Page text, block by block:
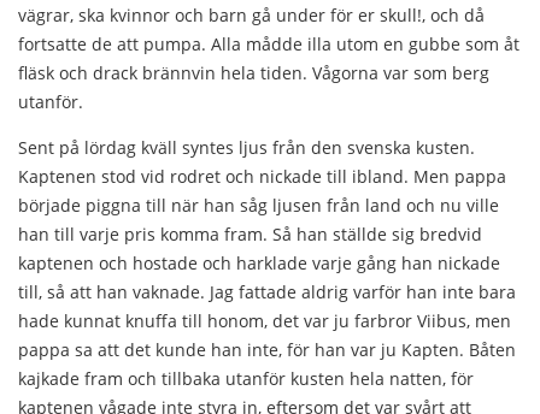
vägrar, ska kvinnor och barn gå under för er skull!, och då
fortsatte de att pumpa. Alla mådde illa utom en gubbe som åt
fläsk och drack brännvin hela tiden. Vågorna var som berg
utanför.
Sent på lördag kväll syntes ljus från den svenska kusten.
Kaptenen stod vid rodret och nickade till ibland. Men pappa
började piggna till när han såg ljusen från land och nu ville
han till varje pris komma fram. Så han ställde sig bredvid
kaptenen och hostade och harklade varje gång han nickade
till, så att han vaknade. Jag fattade aldrig varför han inte bara
hade kunnat knuffa till honom, det var ju farbror Viibus, men
pappa sa att det kunde han inte, för han var ju Kapten. Båten
kajkade fram och tillbaka utanför kusten hela natten, för
kaptenen vågade inte styra in, eftersom det var svårt att